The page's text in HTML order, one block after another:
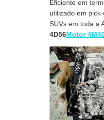
Eficiente em
utilizado em
SUVs em toda a
4D56Motor